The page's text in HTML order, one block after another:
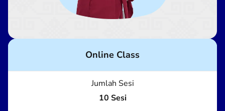
Online Class
Jumlah Sesi
10 Sesi